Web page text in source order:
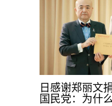
日感谢郑丽文
国民党：为什